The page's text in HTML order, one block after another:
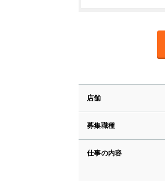
店舗
募集職種
仕事の内容